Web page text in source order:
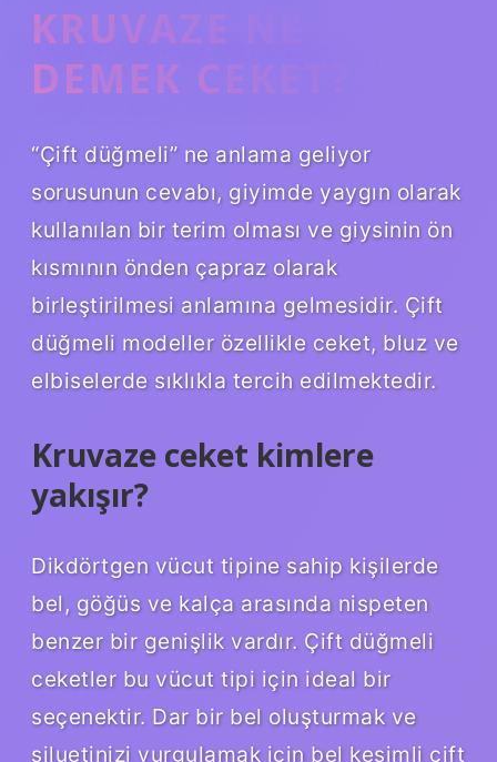
KRUVAZE NE
DEMEK CEKET?
“Çift düğmeli” ne anlama geliyor
sorusunun cevabı, giyimde yaygın olarak
kullanılan bir terim olması ve giysinin ön
kısmının önden çapraz olarak
birleştirilmesi anlamına gelmesidir. Çift
düğmeli modeller özellikle ceket, bluz ve
elbiselerde sıklıkla tercih edilmektedir.
Kruvaze ceket kimlere
yakışır?
Dikdörtgen vücut tipine sahip kişilerde
bel, göğüs ve kalça arasında nispeten
benzer bir genişlik vardır. Çift düğmeli
ceketler bu vücut tipi için ideal bir
seçenektir. Dar bir bel oluşturmak ve
siluetinizi vurgulamak için bel kesimli çift